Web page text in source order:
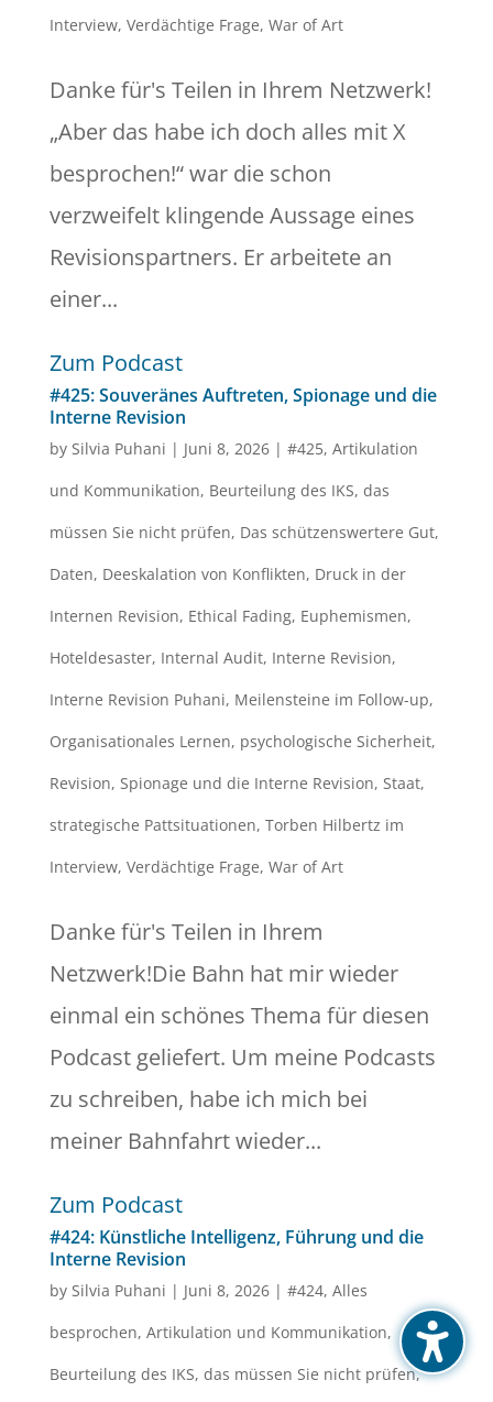
Interview, Verdächtige Frage, War of Art
Danke für's Teilen in Ihrem Netzwerk!
„Aber das habe ich doch alles mit X
besprochen!“ war die schon
verzweifelt klingende Aussage eines
Revisionspartners. Er arbeitete an
einer...
Zum Podcast
#425: Souveränes Auftreten, Spionage und die
Interne Revision
by Silvia Puhani | Juni 8, 2026| #425, Artikulation
und Kommunikation, Beurteilung des IKS, das
müssen Sie nicht prüfen, Das schützenswertere Gut,
Daten, Deeskalation von Konflikten, Druck in der
Internen Revision, Ethical Fading, Euphemismen,
Hoteldesaster, Internal Audit, Interne Revision,
Interne Revision Puhani, Meilensteine im Follow-up,
Organisationales Lernen, psychologische Sicherheit,
Revision, Spionage und die Interne Revision, Staat,
strategische Pattsituationen, Torben Hilbertz im
Interview, Verdächtige Frage, War of Art
Danke für's Teilen in Ihrem
Netzwerk!Die Bahn hat mir wieder
einmal ein schönes Thema für diesen
Podcast geliefert. Um meine Podcasts
zu schreiben, habe ich mich bei
meiner Bahnfahrt wieder...
Zum Podcast
#424: Künstliche Intelligenz, Führung und die
Interne Revision
by Silvia Puhani | Juni 8, 2026| #424, Alles
besprochen, Artikulation und Kommunikation,
Beurteilung des IKS, das müssen Sie nicht prüfen,